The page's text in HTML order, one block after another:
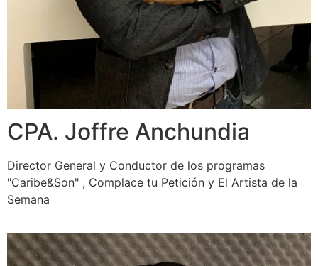
CPA. Joffre Anchundia
Director General y Conductor de los programas
"Caribe&Son" , Complace tu Petición y El Artista de la
Semana